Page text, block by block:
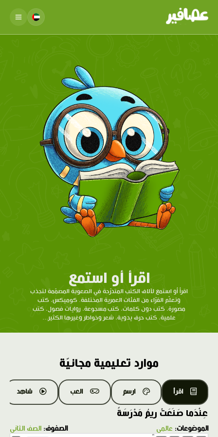
اقرأ أو استمع
اقرأ أو استمع لآلاف الكتب المتدرّحة في الصعوبة المصمّمة لتجذب
وتعلّم القرّاء من الفئات العمرية المختلفة. كوميكس، كتب
مصورة، كتب دون كلمات، كتب مسجوعة، روايات فصول، كتب
علمية، كتب حرف يدوية، شعر وخواطر وغيرها الكثير...
موارد تعليمية مجانيّة
اقرأ ارسم العب شاهد
عِنْدَما صَنَعَتْ ريمُ مَدْرَسَةً
الموضوعات: عالمي الصفوف: الصف الثاني